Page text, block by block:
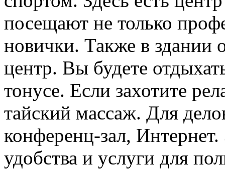
посещают не только
новички. Также в здании
центр. Вы будете
тонусе. Если захотите
тайский массаж. Для
конференц-зал,
удобства и услуги для